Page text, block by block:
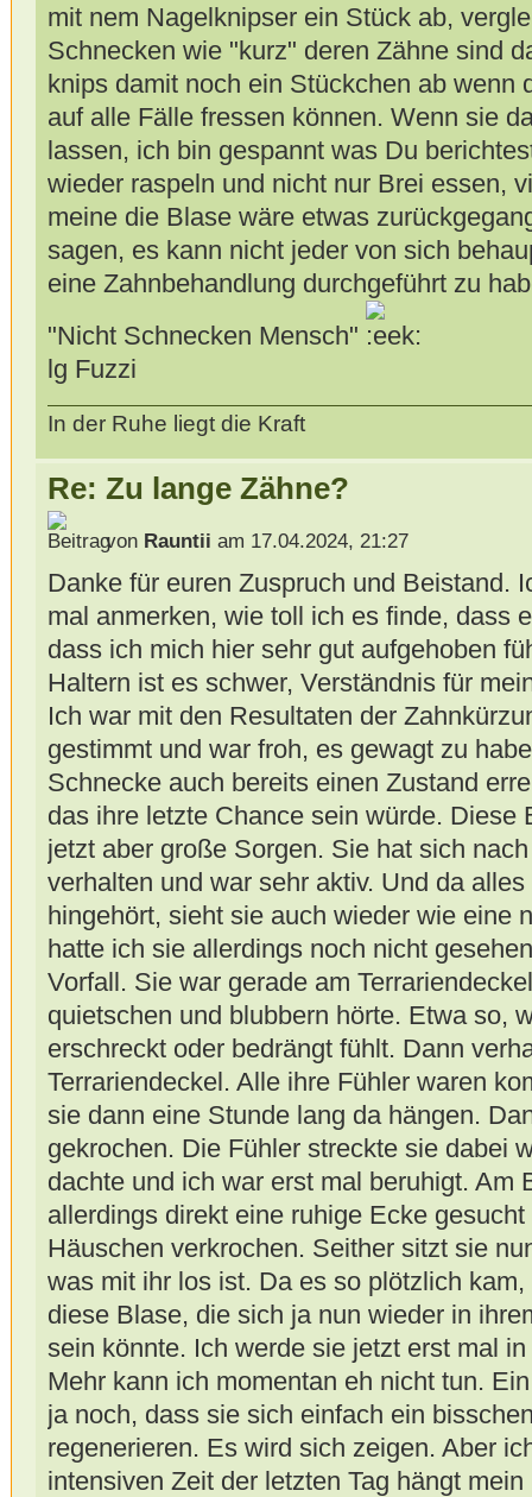
mit nem Nagelknipser ein Stück ab,
Schnecken wie "kurz" deren Zähne sind
knips damit noch ein Stückchen ab wenn
auf alle Fälle fressen können. Wenn sie
lassen, ich bin gespannt was Du
wieder raspeln und nicht nur Brei essen,
meine die Blase wäre etwas
sagen, es kann nicht jeder von sich
eine Zahnbehandlung durchgeführt zu
"Nicht Schnecken Mensch"
lg Fuzzi
In der Ruhe liegt die Kraft
Re: Zu lange Zähne?
von Rauntii am 17.04.2024, 21:27
Danke für euren Zuspruch und Beistand.
mal anmerken, wie toll ich es finde, dass
dass ich mich hier sehr gut aufgehoben
Haltern ist es schwer, Verständnis für
Ich war mit den Resultaten der
gestimmt und war froh, es gewagt zu
Schnecke auch bereits einen Zustand
das ihre letzte Chance sein würde. Diese
jetzt aber große Sorgen. Sie hat sich
verhalten und war sehr aktiv. Und da
hingehört, sieht sie auch wieder wie eine
hatte ich sie allerdings noch nicht
Vorfall. Sie war gerade am
quietschen und blubbern hörte. Etwa so,
erschreckt oder bedrängt fühlt. Dann
Terrariendeckel. Alle ihre Fühler waren
sie dann eine Stunde lang da hängen.
gekrochen. Die Fühler streckte sie dabei
dachte und ich war erst mal beruhigt. Am
allerdings direkt eine ruhige Ecke
Häuschen verkrochen. Seither sitzt sie
was mit ihr los ist. Da es so plötzlich
diese Blase, die sich ja nun wieder in
sein könnte. Ich werde sie jetzt erst mal
Mehr kann ich momentan eh nicht tun.
ja noch, dass sie sich einfach ein
regenerieren. Es wird sich zeigen. Aber
intensiven Zeit der letzten Tag hängt